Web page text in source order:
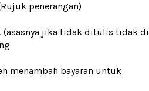
penerangan)
(asasnya jika tidak ditulis tidak
menambah bayaran untuk